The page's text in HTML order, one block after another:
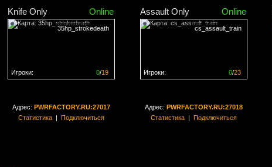
Knife Only Online
35hp_strokedeath
0/19
Игроки:
Assault Only Online
cs_assault_train
0/23
Игроки:
Адрес: PWRFACTORY.RU:27017
Статистика| Подключиться
Адрес: PWRFACTORY.RU:27018
Статистика| Подключиться